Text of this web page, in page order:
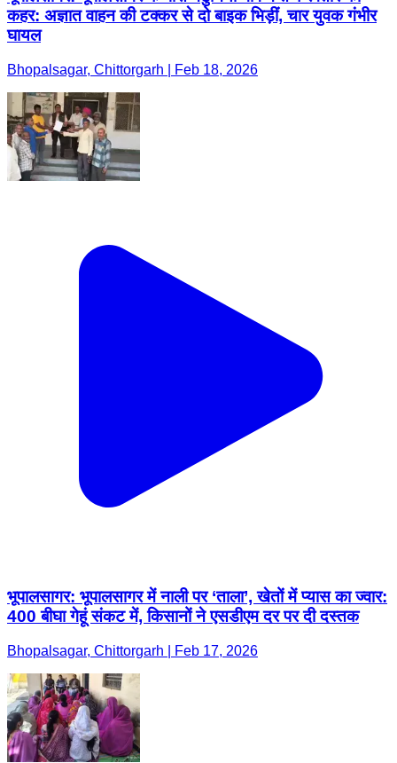
कहर: अज्ञात वाहन की टक्कर से दो बाइक भिड़ीं, चार युवक गंभीर
घायल
Bhopalsagar, Chittorgarh | Feb 18, 2026
भूपालसागर: भूपालसागर में नाली पर ‘ताला’, खेतों में प्यास का ज्वार:
400 बीघा गेहूं संकट में, किसानों ने एसडीएम दर पर दी दस्तक
Bhopalsagar, Chittorgarh | Feb 17, 2026